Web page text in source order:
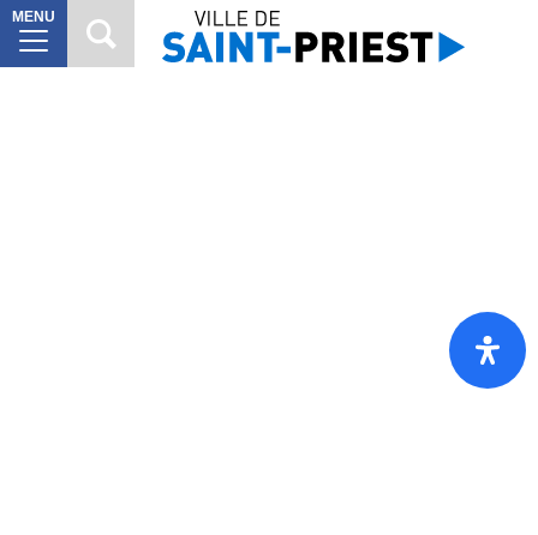
MENU
MAIRIE